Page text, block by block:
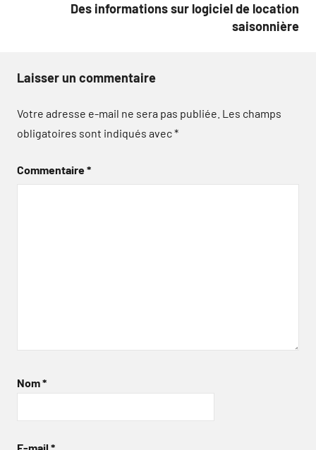
Des informations sur logiciel de location
saisonnière
Laisser un commentaire
Votre adresse e-mail ne sera pas publiée. Les champs
obligatoires sont indiqués avec*
Commentaire*
Nom*
E-mail *